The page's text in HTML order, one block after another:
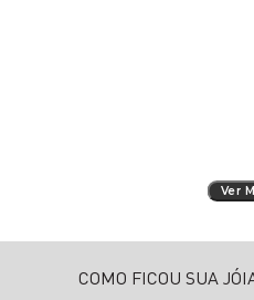
Ver
COMO FICOU SUA